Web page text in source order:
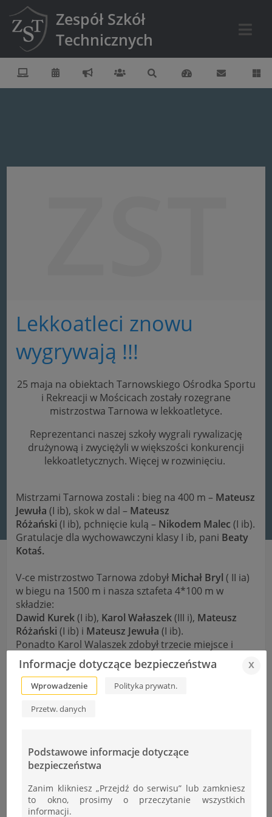
Zespół Szkół
Technicznych
Lekkoatleci znowu
wygrywają !!!
25 maja na obiektach Tarnowskiego Ośrodka Sportu
i Rekreacji w Mościcach zostały rozegrane
mistrzostwa Tarnowa w lekkoatletyce.
Reprezentanci naszej szkoły wygrali rywalizację
drużynową i zwyciężyli w większości konkurencji
lekkoatletycznych. Więcej w rozwinięciu.
Mistrzami Tarnowa zostali : bieg na 400 m – Mateusz
Jewuła (I ib), skok w dal – Mateusz
Różański (I ib), pchnięcie kulą – Nikodem Malec (I ib).
Gratulacje dla wychowawczyni klasy I ib, pani Beaty
Kotaś.
V-ce mistrzostwo Tarnowa zdobył Michał Bryl ( II ia)
w biegu na 1500 m i nasza sztafeta 4*100 m w
składzie:
Dawid Kurek(I ib), Karol Wałaszek(III i), Mateusz
Różański (I ib) i Mateusz Jewuła (I ib).
Ponadto Karol Walaszek zdobył trzecie miejsce i
brązowy medal w skoku w dal.
Nasz dorobek medalowy mógł być jeszcze większy
gdyby nie kontuzje naszych czołowych
zawodnikówKamila Knapika
Gratulujemy naszym reprezentantom i życzymy
dobrych wyników w kolejnych zawodach.
Kijowski.
Informacje dotyczące bezpieczeństwa x
Wprowadzenie Polityka prywatn.
Przetw. danych
Podstawowe informacje dotyczące
bezpieczeństwa
Zanim klikniesz „Przejdź do serwisu” lub zamkniesz
to okno, prosimy o przeczytanie wszystkich
informacji.